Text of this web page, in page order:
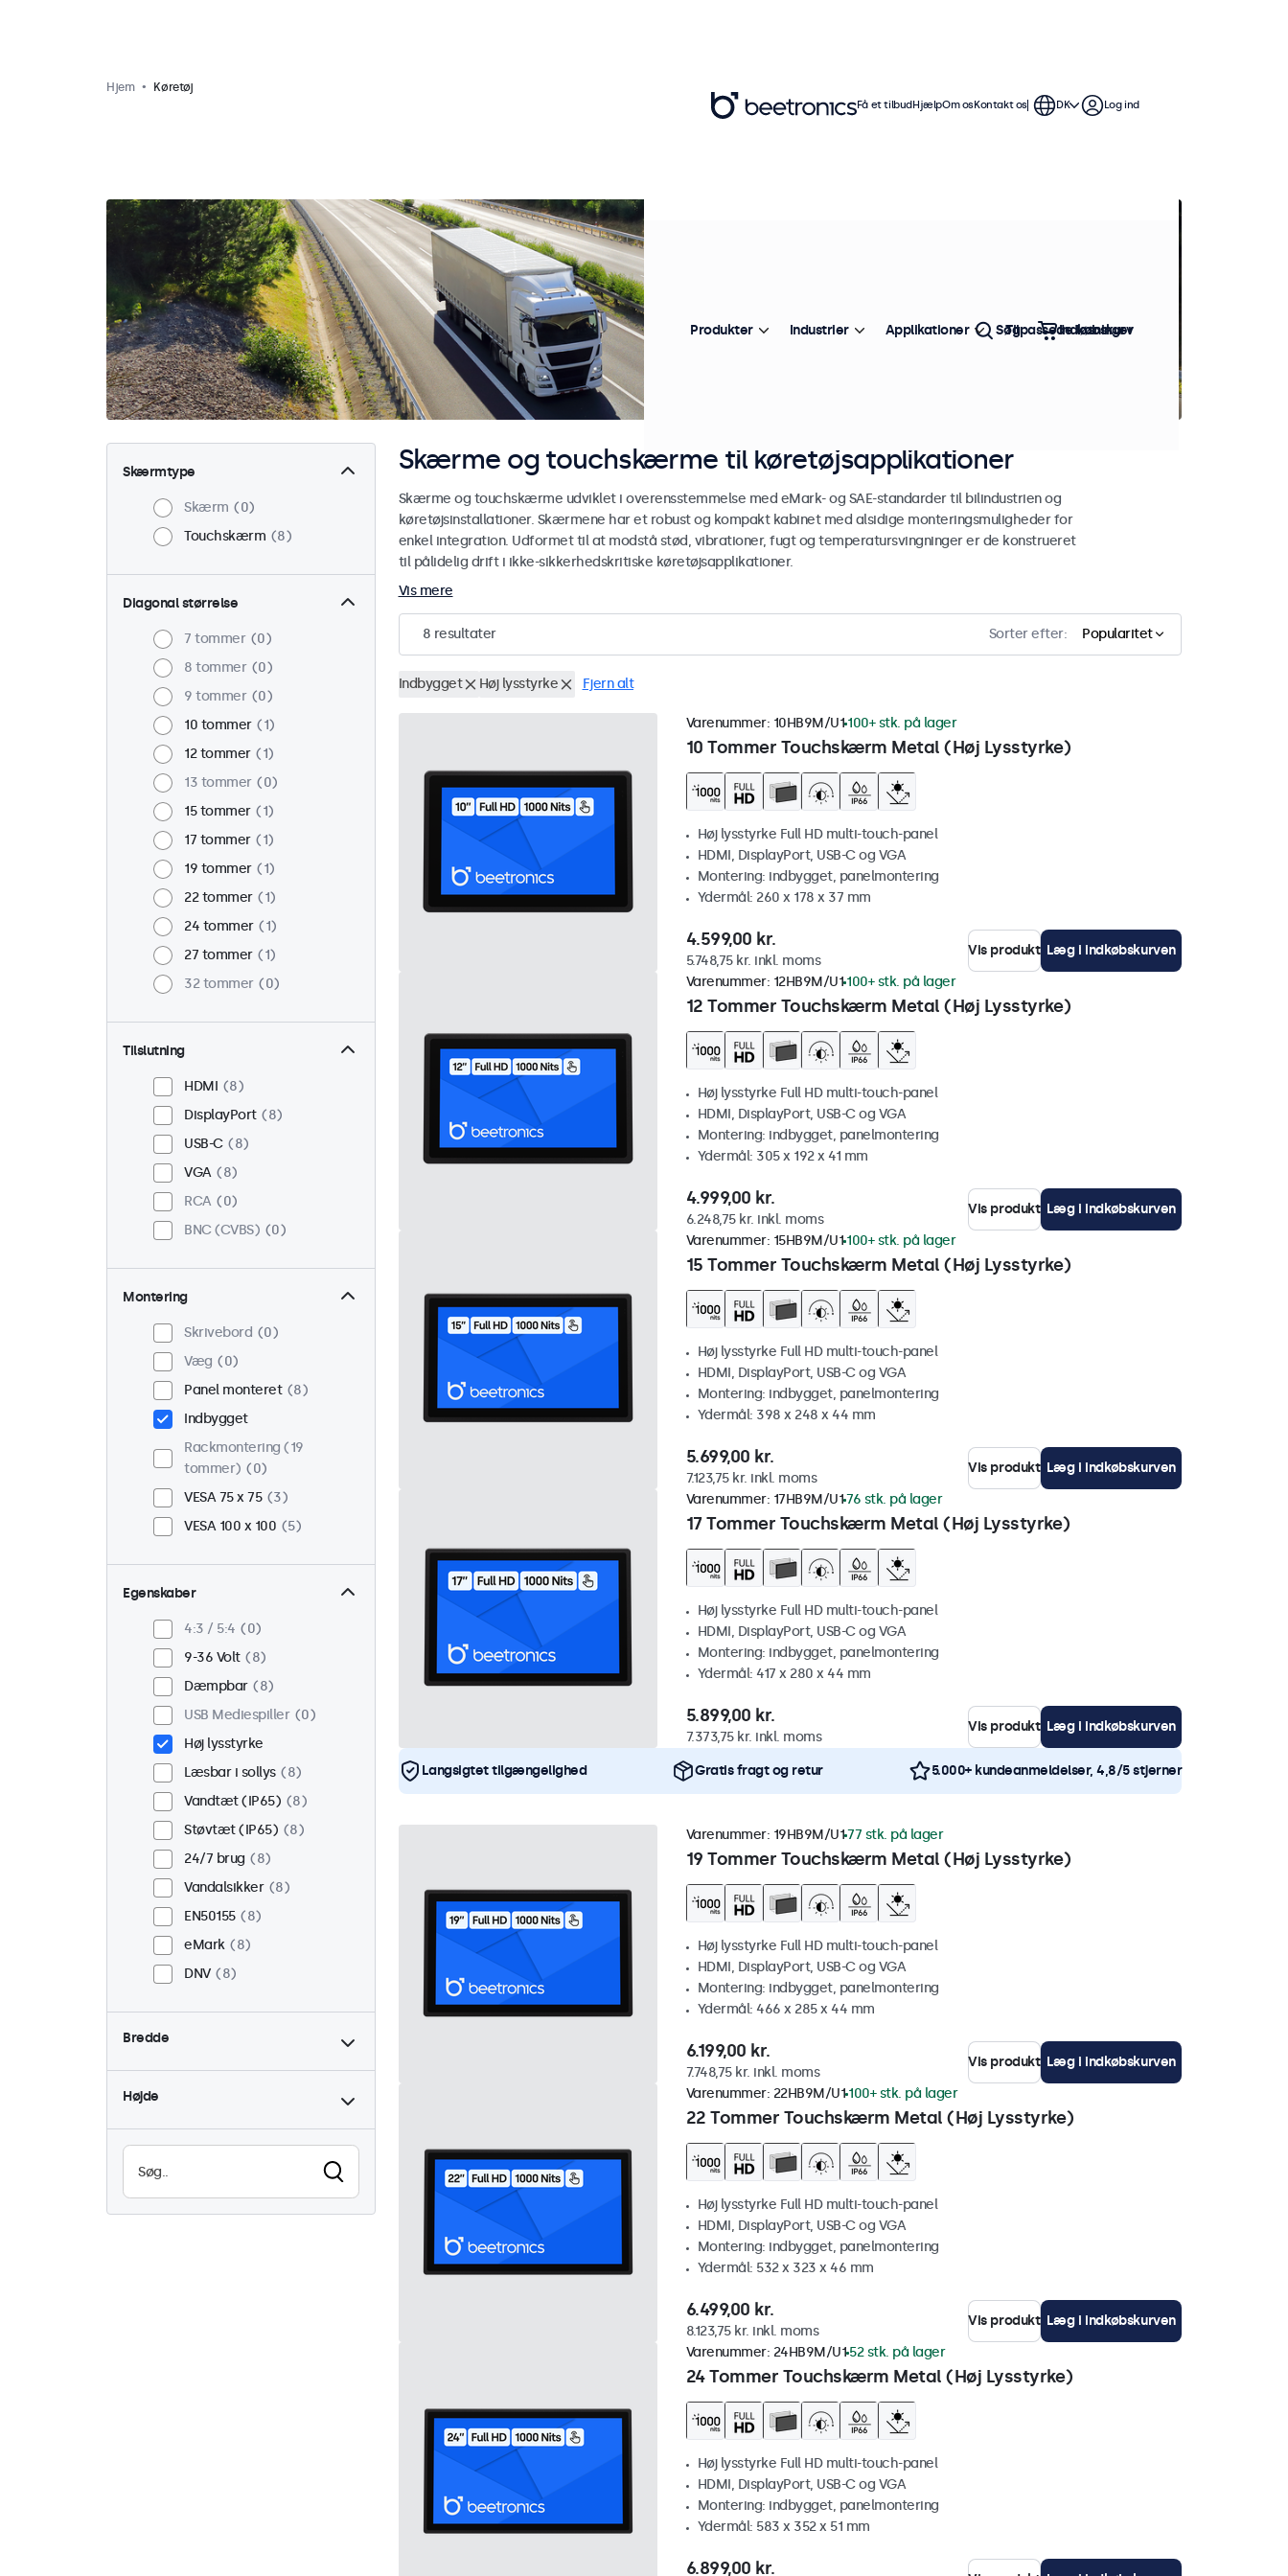
Hjem Køretøj
Skærmtype
Skærm
0
Touchskærm
8
Diagonal størrelse
7 tommer
0
8 tommer
0
9 tommer
0
10 tommer
1
12 tommer
1
13 tommer
0
15 tommer
1
17 tommer
1
19 tommer
1
22 tommer
1
24 tommer
1
27 tommer
1
32 tommer
0
Tilslutning
HDMI
8
DisplayPort
8
USB-C
8
VGA
8
RCA
0
BNC (CVBS)
0
Montering
Skrivebord
0
Væg
0
Panel monteret
8
Indbygget
Rackmontering (19
tommer)
0
VESA 75 x 75
3
VESA 100 x 100
5
Egenskaber
4:3 / 5:4
0
9-36 Volt
8
Dæmpbar
8
USB Mediespiller
0
Høj lysstyrke
Læsbar i sollys
8
Vandtæt (IP65)
8
Støvtæt (IP65)
8
24/7 brug
8
Vandalsikker
8
EN50155
8
eMark
8
DNV
8
Bredde
Højde
Skærme og touchskærme til køretøjsapplikationer
Skærme og touchskærme udviklet i overensstemmelse med eMark- og SAE-standarder til bilindustrien og
køretøjsinstallationer. Skærmene har et robust og kompakt kabinet med alsidige monteringsmuligheder for
enkel integration. Udformet til at modstå stød, vibrationer, fugt og temperatursvingninger er de konstrueret
til pålidelig drift i ikke-sikkerhedskritiske køretøjsapplikationer.
Vis mere
8 resultater Sorter efter: Popularitet
Indbygget Høj lysstyrke Fjern alt
10 Tommer Touchskærm Metal (Høj Lysstyrke)
Varenummer: 10HB9M/U1 100+ stk. på lager
Høj lysstyrke Full HD multi-touch-panel
HDMI, DisplayPort, USB-C og VGA
Montering: indbygget, panelmontering
Ydermål: 260 x 178 x 37 mm
4.599,00 kr.
5.748,75 kr. inkl. moms
Vis produkt Læg i indkøbskurven
12 Tommer Touchskærm Metal (Høj Lysstyrke)
Varenummer: 12HB9M/U1 100+ stk. på lager
Høj lysstyrke Full HD multi-touch-panel
HDMI, DisplayPort, USB-C og VGA
Montering: indbygget, panelmontering
Ydermål: 305 x 192 x 41 mm
4.999,00 kr.
6.248,75 kr. inkl. moms
Vis produkt Læg i indkøbskurven
15 Tommer Touchskærm Metal (Høj Lysstyrke)
Varenummer: 15HB9M/U1 100+ stk. på lager
Høj lysstyrke Full HD multi-touch-panel
HDMI, DisplayPort, USB-C og VGA
Montering: indbygget, panelmontering
Ydermål: 398 x 248 x 44 mm
5.699,00 kr.
7.123,75 kr. inkl. moms
Vis produkt Læg i indkøbskurven
17 Tommer Touchskærm Metal (Høj Lysstyrke)
Varenummer: 17HB9M/U176 stk. på lager
Høj lysstyrke Full HD multi-touch-panel
HDMI, DisplayPort, USB-C og VGA
Montering: indbygget, panelmontering
Ydermål: 417 x 280 x 44 mm
5.899,00 kr.
7.373,75 kr. inkl. moms
Vis produkt Læg i indkøbskurven
Langsigtet tilgængelighed Gratis fragt og retur 5.000+ kundeanmeldelser, 4,8/5 stjerner
19 Tommer Touchskærm Metal (Høj Lysstyrke)
Varenummer: 19HB9M/U177 stk. på lager
Høj lysstyrke Full HD multi-touch-panel
HDMI, DisplayPort, USB-C og VGA
Montering: indbygget, panelmontering
Ydermål: 466 x 285 x 44 mm
6.199,00 kr.
7.748,75 kr. inkl. moms
Vis produkt Læg i indkøbskurven
22 Tommer Touchskærm Metal (Høj Lysstyrke)
Varenummer: 22HB9M/U1 100+ stk. på lager
Høj lysstyrke Full HD multi-touch-panel
HDMI, DisplayPort, USB-C og VGA
Montering: indbygget, panelmontering
Ydermål: 532 x 323 x 46 mm
6.499,00 kr.
8.123,75 kr. inkl. moms
Vis produkt Læg i indkøbskurven
24 Tommer Touchskærm Metal (Høj Lysstyrke)
Varenummer: 24HB9M/U1 52 stk. på lager
Høj lysstyrke Full HD multi-touch-panel
HDMI, DisplayPort, USB-C og VGA
Montering: indbygget, panelmontering
Ydermål: 583 x 352 x 51 mm
6.899,00 kr.
Få et tilbudHjælpOm osKontakt os DK Log ind
Produkter Industrier Applikationer Tilpassede løsninger
Søg Indkøbskurv